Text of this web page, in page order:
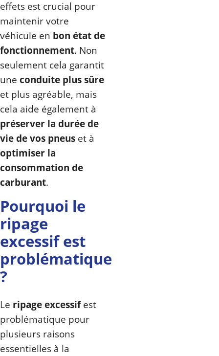
effets est crucial pour
maintenir votre
véhicule en bon état de
fonctionnement. Non
seulement cela garantit
une conduite plus sûre
et plus agréable, mais
cela aide également à
préserver la durée de
vie de vos pneus et à
optimiser la
consommation de
carburant.
Pourquoi le
ripage
excessif est
problématique
?
Le ripage excessifest
problématique pour
plusieurs raisons
essentielles à la